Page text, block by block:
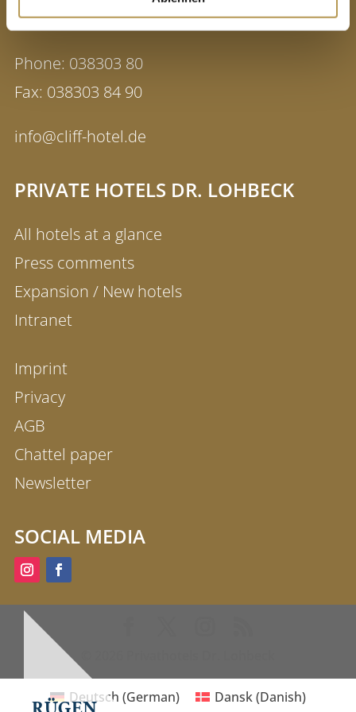
18586 Baltic resort Sellin
Phone: 038303 80
Fax: 038303 84 90
info@cliff-hotel.de
PRIVATE HOTELS DR. LOHBECK
All hotels at a glance
Press comments
Expansion / New hotels
Intranet
Imprint
Privacy
AGB
Chattel paper
Newsletter
SOCIAL MEDIA
Deutsch (German) Dansk(Danish)